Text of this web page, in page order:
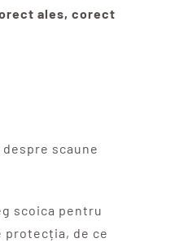
ales, corect
scaune
scoica pentru
protecția, de ce